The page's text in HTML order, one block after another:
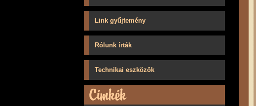
Link gyűjtemény
Rólunk írták
Technikai eszközök